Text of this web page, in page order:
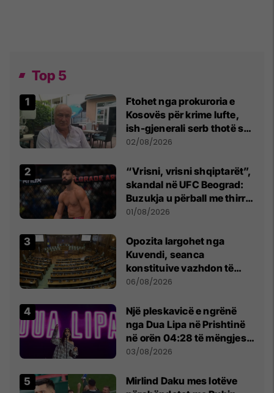
Top 5
Ftohet nga prokuroria e
Kosovës për krime lufte,
ish-gjenerali serb thotë se
dikush e tradhtoi në
02/08/2026
“Vrisni, vrisni shqiptarët”,
skandal në UFC Beograd:
Buzukja u përball me thirrje
anti-shqiptare nga
01/08/2026
Opozita largohet nga
Kuvendi, seanca
konstituive vazhdon të
shtunën në orën 11:00
06/08/2026
Një pleskavicë e ngrënë
nga Dua Lipa në Prishtinë
në orën 04:28 të mëngjesit
- dhe bota digjitale serbe
03/08/2026
Mirlind Daku mes lotëve